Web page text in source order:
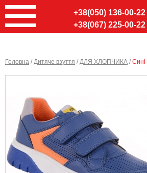
+38(050) 136-00-22
+38(067) 225-00-22
Головна /Дитяче взуття /ДЛЯ ХЛОПЧИКА /Сині